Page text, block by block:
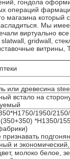
гондола
операций
магазина
Мы
виртуально
gridwall,
или древесина
встало на
1950/
*H1350/
признавать
и
молоко белое,